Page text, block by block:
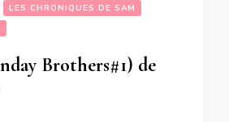
LES CHRONIQUES DE SAM
Brothers#1) de